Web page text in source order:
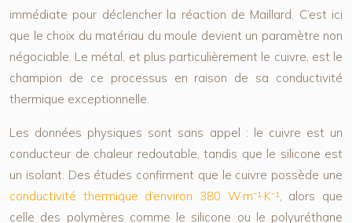
immédiate pour déclencher la réaction de Maillard. C’est ici
que le choix du matériau du moule devient un paramètre non
négociable. Le métal, et plus particulièrement le cuivre, est le
champion de ce processus en raison de sa conductivité
thermique exceptionnelle.
Les données physiques sont sans appel : le cuivre est un
conducteur de chaleur redoutable, tandis que le silicone est
un isolant. Des études confirment que le cuivre possède une
conductivité thermique d’environ 380 W·m⁻¹·K⁻¹, alors que
celle des polymères comme le silicone ou le polyuréthane